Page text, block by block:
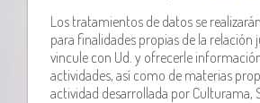
Los tratamientos de datos se
para finalidades propias de la relación
vincule con Ud. y ofrecerle
actividades, así como de materias
actividad desarrollada por Culturama,